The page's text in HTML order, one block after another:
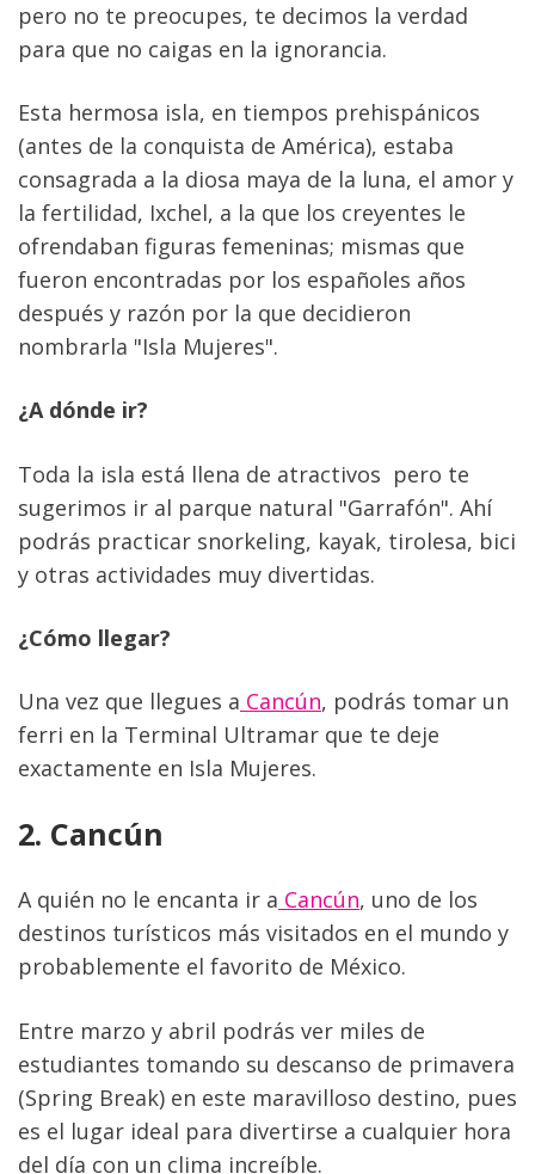
pero no te preocupes, te decimos la verdad
para que no caigas en la ignorancia.
Esta hermosa isla, en tiempos prehispánicos
(antes de la conquista de América), estaba
consagrada a la diosa maya de la luna, el amor y
la fertilidad, Ixchel, a la que los creyentes le
ofrendaban figuras femeninas; mismas que
fueron encontradas por los españoles años
después y razón por la que decidieron
nombrarla "Isla Mujeres".
¿A dónde ir?
Toda la isla está llena de atractivos  pero te
sugerimos ir al parque natural "Garrafón". Ahí
podrás practicar snorkeling, kayak, tirolesa, bici
y otras actividades muy divertidas.
¿Cómo llegar?
Una vez que llegues a Cancún, podrás tomar un
ferri en la Terminal Ultramar que te deje
exactamente en Isla Mujeres.
2. Cancún
A quién no le encanta ir a Cancún, uno de los
destinos turísticos más visitados en el mundo y
probablemente el favorito de México.
Entre marzo y abril podrás ver miles de
estudiantes tomando su descanso de primavera
(Spring Break) en este maravilloso destino, pues
es el lugar ideal para divertirse a cualquier hora
del día con un clima increíble.